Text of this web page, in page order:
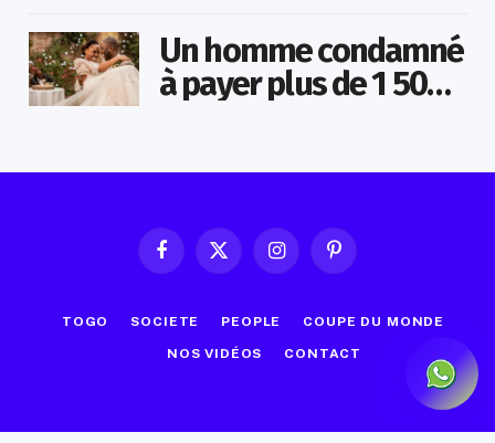
Un homme condamné
à payer plus de 1 500
avoir promis de la
Facebook
X
InstagramPinterest
TOGO SOCIETE PEOPLE COUPE DU MONDE
NOS VIDÉOS CONTACT